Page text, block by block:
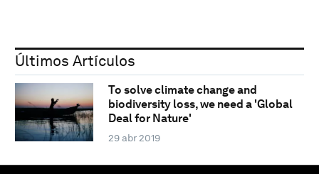
Últimos Artículos
To solve climate change and
biodiversity loss, we need a 'Global
Deal for Nature'
29 abr 2019